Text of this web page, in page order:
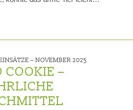
– NOVEMBER 2025
COOKIE –